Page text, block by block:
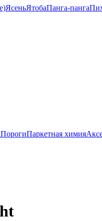
ЯсеньЯтобаПанга-панга
ПорогиПаркетная химия